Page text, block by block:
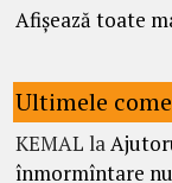
Afișează toate
Ultimele
KEMAL la
înmormîntare